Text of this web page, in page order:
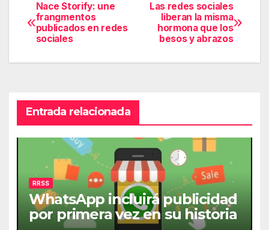
Navegación
de
entradas
Las redes sociales
liberan la misma
hormona que los
besos y abrazos
Nace Storify: une
frangmentos
publicados en redes
sociales
Entrada relacionada
RRSS
WhatsApp incluirá publicidad
por primera vez en su historia